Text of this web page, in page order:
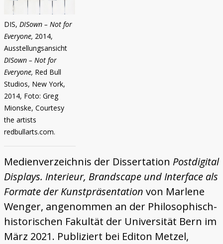
DIS, DISown – Not for
Everyone, 2014,
Ausstellungsansicht
DISown – Not for
Everyone, Red Bull
Studios, New York,
2014, Foto: Greg
Mionske, Courtesy
the artists
redbullarts.com.
Medienverzeichnis der Dissertation Postdigital
Displays. Interieur, Brandscape und Interface als
Formate der Kunstpräsentation von Marlene
Wenger, angenommen an der Philosophisch-
historischen Fakultät der Universität Bern im
März 2021. Publiziert bei Editon Metzel,